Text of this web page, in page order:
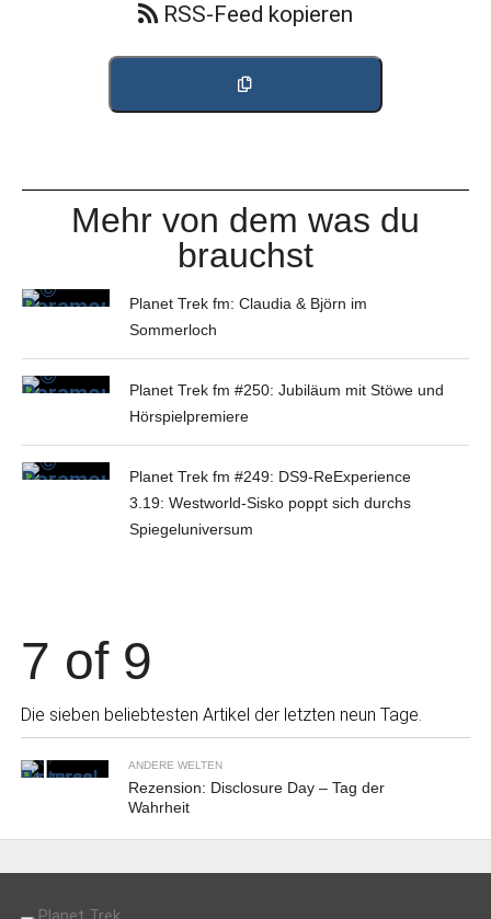
RSS-Feed kopieren
Mehr von dem was du
brauchst
Planet Trek fm: Claudia & Björn im
Sommerloch
Planet Trek fm #250: Jubiläum mit Stöwe und
Hörspielpremiere
Planet Trek fm #249: DS9-ReExperience
3.19: Westworld-Sisko poppt sich durchs
Spiegeluniversum
7 of 9
Die sieben beliebtesten Artikel der letzten neun Tage.
ANDERE WELTEN
Rezension: Disclosure Day – Tag der
Wahrheit